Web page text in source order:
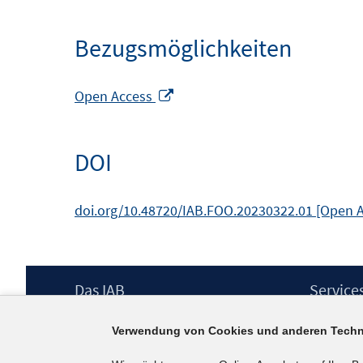
Bezugsmöglichkeiten
Open Access
DOI
doi.org/10.48720/IAB.FOO.20230322.01 [Open
Footer
Das IAB
Berufsforschung (IAB) – unser Leitbild
Institutsleitung
IAB-
Kontakt
Verwendung von Cookies und anderen